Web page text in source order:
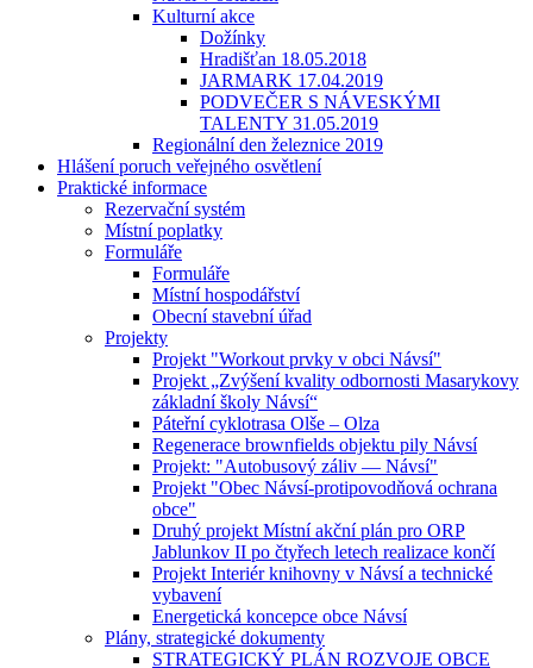
Kulturní akce
Dožínky
Hradišťan 18.05.2018
JARMARK 17.04.2019
PODVEČER S NÁVESKÝMI
TALENTY 31.05.2019
Regionální den železnice 2019
Hlášení poruch veřejného osvětlení
Praktické informace
Rezervační systém
Místní poplatky
Formuláře
Formuláře
Místní hospodářství
Obecní stavební úřad
Projekty
Projekt "Workout prvky v obci Návsí"
Projekt „Zvýšení kvality odbornosti Masarykovy
základní školy Návsí“
Páteřní cyklotrasa Olše – Olza
Regenerace brownfields objektu pily Návsí
Projekt: "Autobusový záliv — Návsí"
Projekt "Obec Návsí-protipovodňová ochrana
obce"
Druhý projekt Místní akční plán pro ORP
Jablunkov II po čtyřech letech realizace končí
Projekt Interiér knihovny v Návsí a technické
vybavení
Energetická koncepce obce Návsí
Plány, strategické dokumenty
STRATEGICKÝ PLÁN ROZVOJE OBCE